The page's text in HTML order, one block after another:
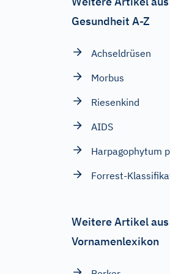
Gesundheit A-Z
Achseldrüsen
Morbus
Riesenkind
AIDS
Harpagophytum
Forrest-
Weitere Artikel
Vornamenlexikon